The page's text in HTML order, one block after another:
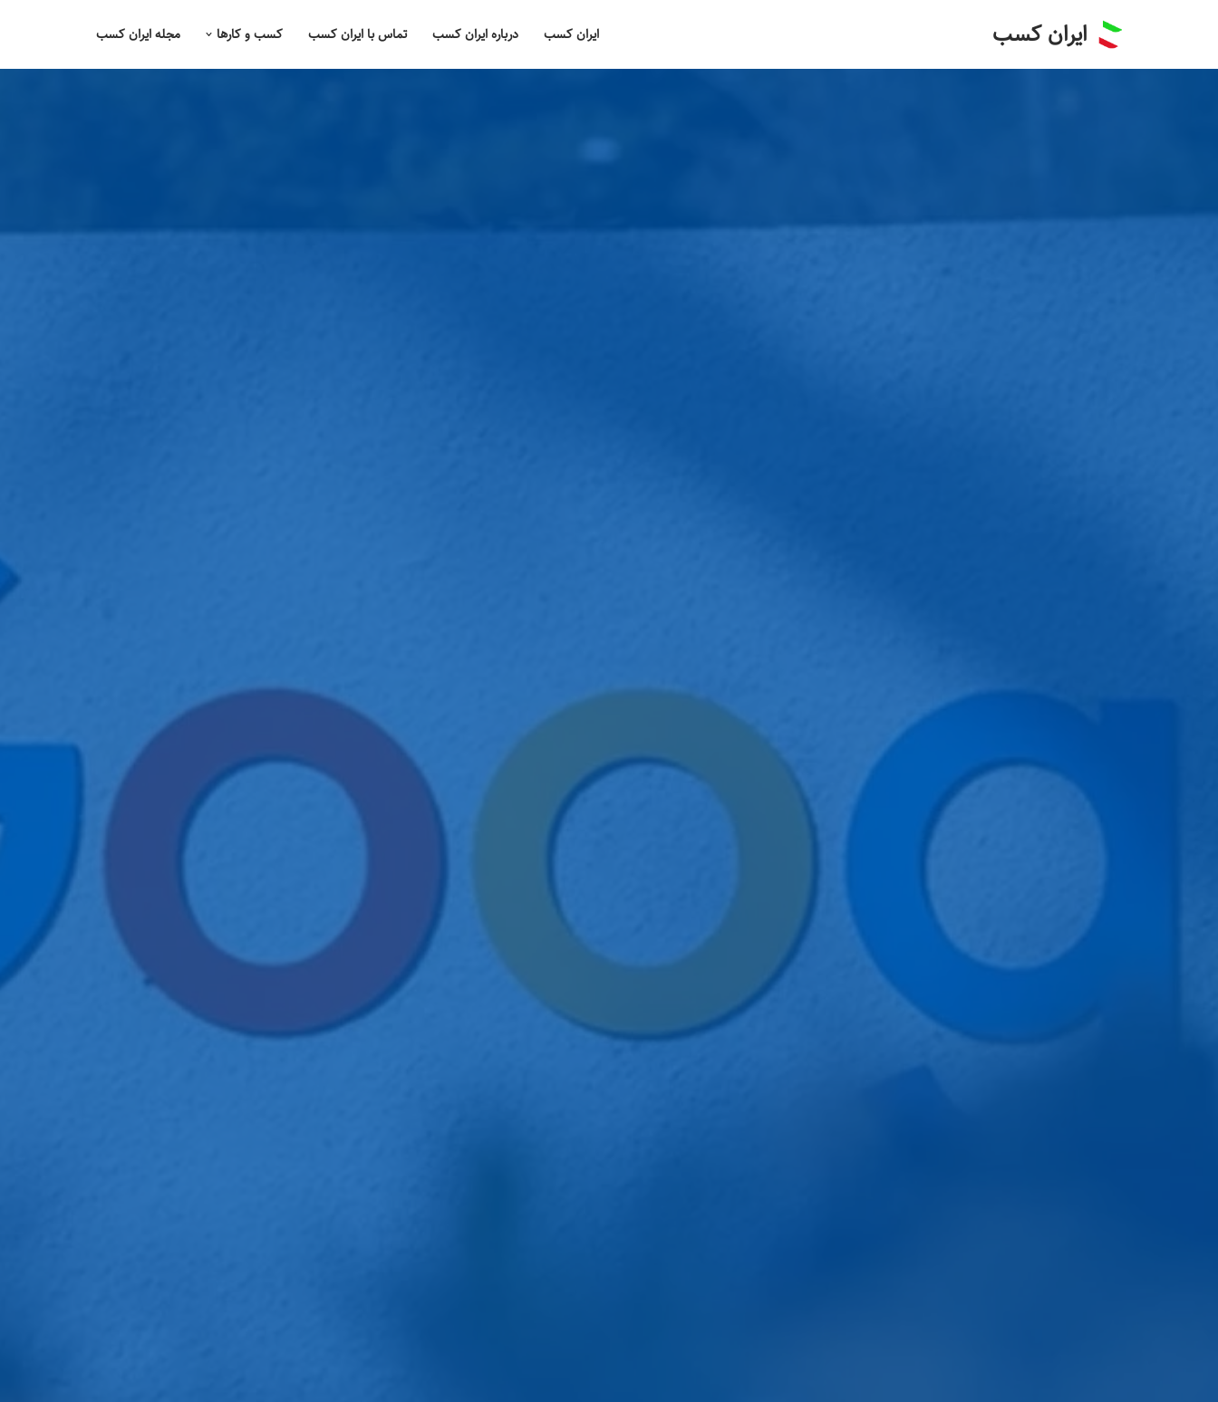
ایران کسب ایران کسب درباره ایران کسب تماس با ایران کسب کسب و کارها مجله ایران کسب